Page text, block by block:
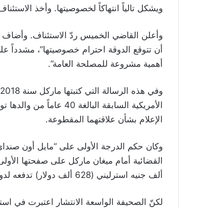
ويشكل تالياً انتهاكاً لخصوصيتها. وأخذ
وأعلن القاضي الخميس ردّ الاستئناف.
أن تتوقع الدوقة احترام خصوصيتها”،
أهمية مشروعة للمصلحة العامة”.
الإعلام بشأن علاقتهما المقطوعة.
وكان حكم الدرجة الأولى على “مايل أون
ألف جنيه استرليني (628 ألف دولار) تدفعه لدوقة ساسكس بدل مصاريف الدعوى.
لكنّ الصحيفة الواسعة الانتشار اعتبرت في